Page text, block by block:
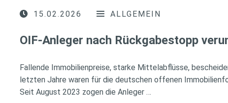
15.02.2026 ALLGEMEIN
OIF-Anleger nach Rückgabestopp
Fallende Immobilienpreise, starke Mittelabflüsse,
letzten Jahre waren für die deutschen offenen
Seit August 2023 zogen die Anleger …